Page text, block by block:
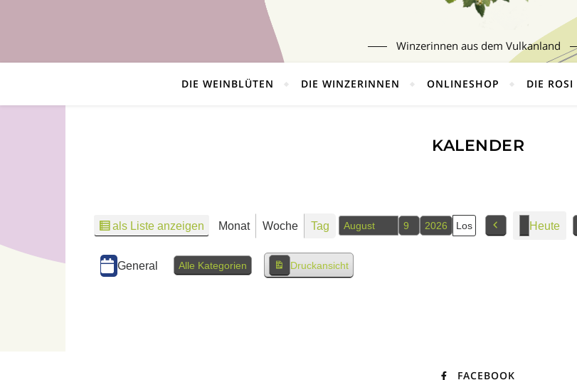
Winzerinnen aus dem Vulkanland
DIE WEINBLÜTEN DIE WINZERINNEN ONLINESHOP DIE ROSI
KALENDER
als Liste anzeigen Monat Woche Tag
Monat
Tag
Jahr Vorherige
Heute
Kategorien
General Alle Kategorien Druckansicht
FACEBOOK